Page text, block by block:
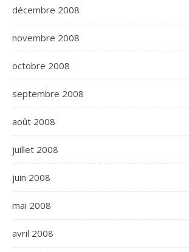
décembre 2008
novembre 2008
octobre 2008
septembre 2008
août 2008
juillet 2008
juin 2008
mai 2008
avril 2008